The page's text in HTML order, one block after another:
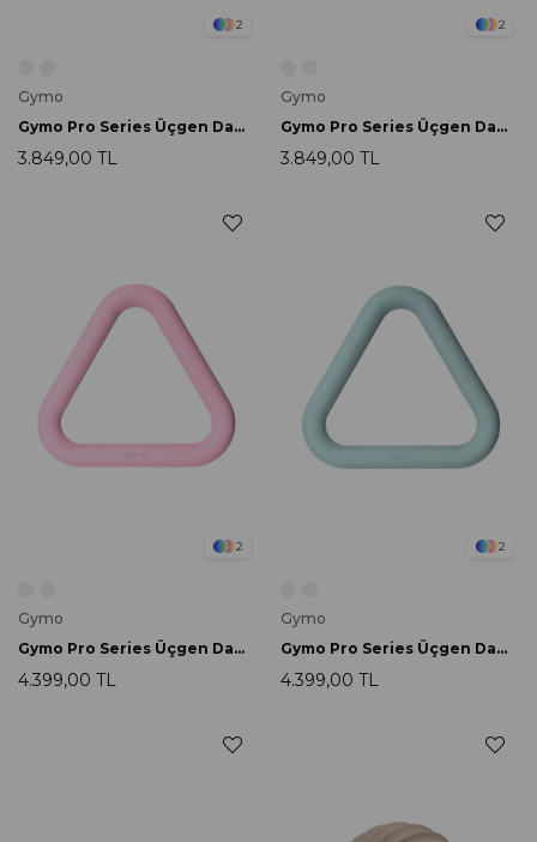
2
Gymo
Gymo Pro Series Üçgen Dambıl 7lb Siyah
3.849,00 TL
2
Gymo
Gymo Pro Series Üçgen Dambıl 7lb Pembe
3.849,00 TL
2
Gymo
Gymo Pro Series Üçgen Dambıl 10lb Pembe
4.399,00 TL
2
Gymo
Gymo Pro Series Üçgen Dambıl 10lb Nane Yeşili
4.399,00 TL